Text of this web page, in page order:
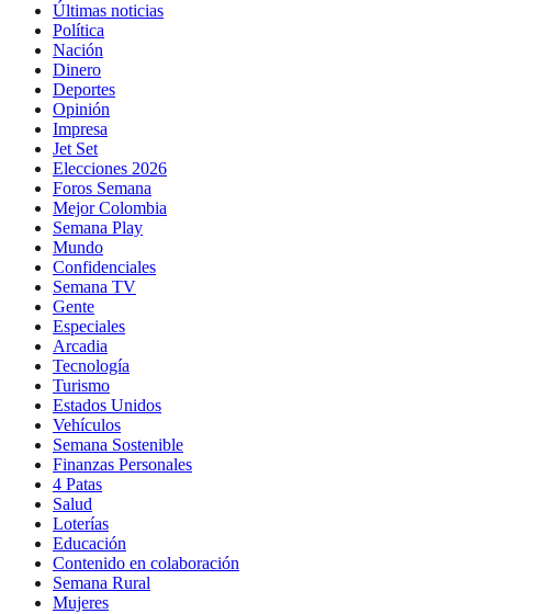
Últimas noticias
Política
Nación
Dinero
Deportes
Opinión
Impresa
Jet Set
Elecciones 2026
Foros Semana
Mejor Colombia
Semana Play
Mundo
Confidenciales
Semana TV
Gente
Especiales
Arcadia
Tecnología
Turismo
Estados Unidos
Vehículos
Semana Sostenible
Finanzas Personales
4 Patas
Salud
Loterías
Educación
Contenido en colaboración
Semana Rural
Mujeres